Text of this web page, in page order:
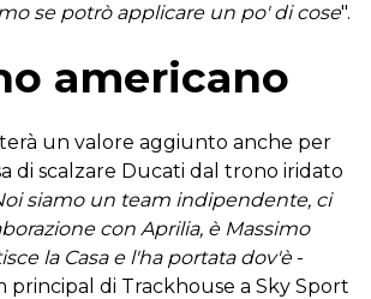
se potrò applicare un po' di cose".
americano
un valore aggiunto anche per
di scalzare Ducati dal trono iridato
siamo un team indipendente, ci
con Aprilia, è Massimo
la Casa e l'ha portata dov'è-
principal di Trackhouse a Sky Sport